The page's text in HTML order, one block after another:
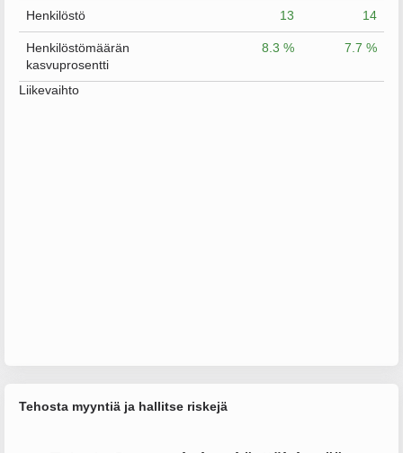
Henkilöstö 13 14
Henkilöstömäärän
kasvuprosentti
8.3 % 7.7 %
Liikevaihto
Tehosta myyntiä ja hallitse riskejä